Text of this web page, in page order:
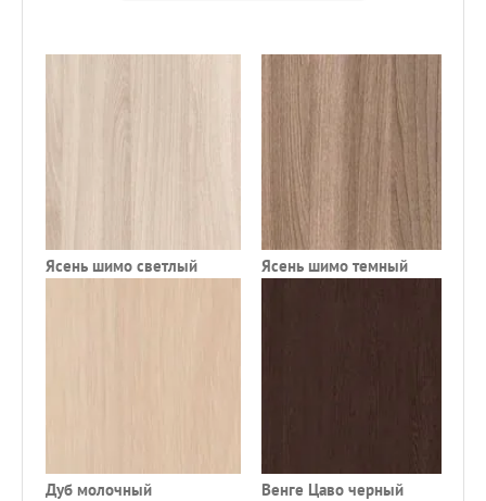
Ясень шимо светлый Ясень шимо темный
Дуб молочный Венге Цаво черный